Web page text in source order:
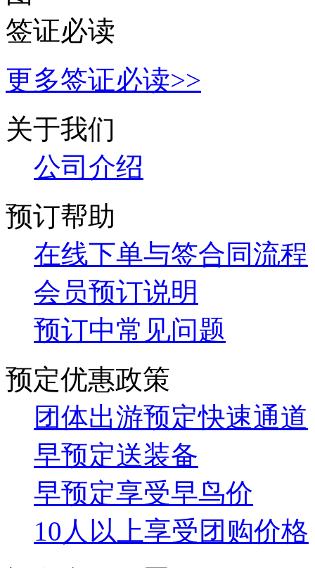
签证必读
更多签证必读>>
关于我们
公司介绍
预订帮助
在线下单与签合同流程
会员预订说明
预订中常见问题
预定优惠政策
团体出游预定快速通道
早预定送装备
早预定享受早鸟价
10人以上享受团购价格